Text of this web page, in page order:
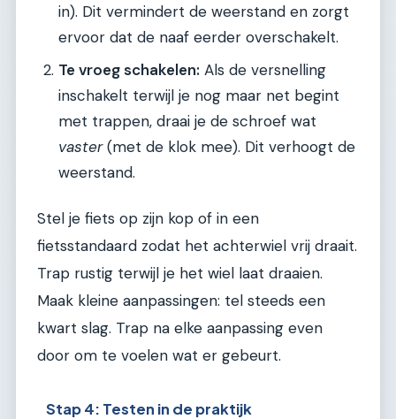
in). Dit vermindert de weerstand en zorgt
ervoor dat de naaf eerder overschakelt.
Te vroeg schakelen: Als de versnelling
inschakelt terwijl je nog maar net begint
met trappen, draai je de schroef wat
vaster(met de klok mee). Dit verhoogt de
weerstand.
Stel je fiets op zijn kop of in een
fietsstandaard zodat het achterwiel vrij draait.
Trap rustig terwijl je het wiel laat draaien.
Maak kleine aanpassingen: tel steeds een
kwart slag. Trap na elke aanpassing even
door om te voelen wat er gebeurt.
Stap 4: Testen in de praktijk